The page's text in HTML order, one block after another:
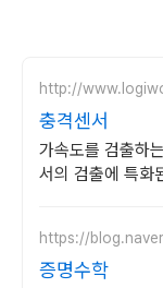
http://
충격센서
가속도를 검출하
서의 검출에 특화
https://
증명수학